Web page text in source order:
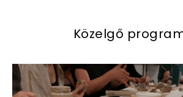
Közelgő